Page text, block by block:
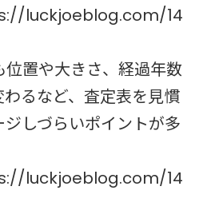
luckjoeblog.com/14
置や大きさ、経過年数
るなど、査定表を見慣
しづらいポイントが多
luckjoeblog.com/14